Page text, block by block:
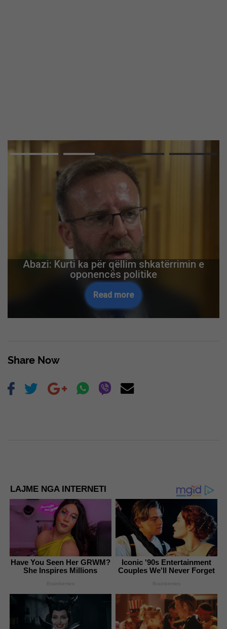
Abazi: Kurti ka për qëllim shkatërrimin e
oponencës politike
Read more
Share Now
LAJME NGA INTERNETI
Have You Seen Her GRWM?
She Inspires Millions
Brainberries
Iconic '90s Entertainment
Couples We'll Never Forget
Brainberries